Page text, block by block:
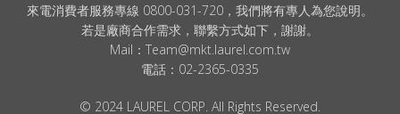
來電消費者服務專線 0800-031-720，我們將有專人為您說明。
若是廠商合作需求，聯繫方式如下，謝謝。
Mail： Team@mkt.laurel.com.tw
電話： 02-2365-0335
© 2024 LAUREL CORP. All Rights Reserved.